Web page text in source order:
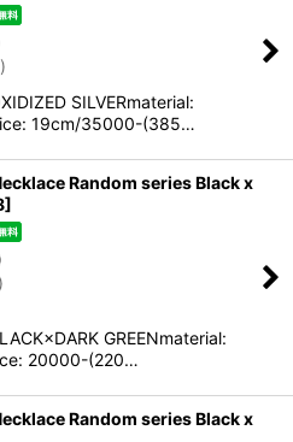
)
SILVERmaterial:
19cm/35000-(385…
Random series Black x
]
)
GREENmaterial:
20000-(220…
Random series Black x